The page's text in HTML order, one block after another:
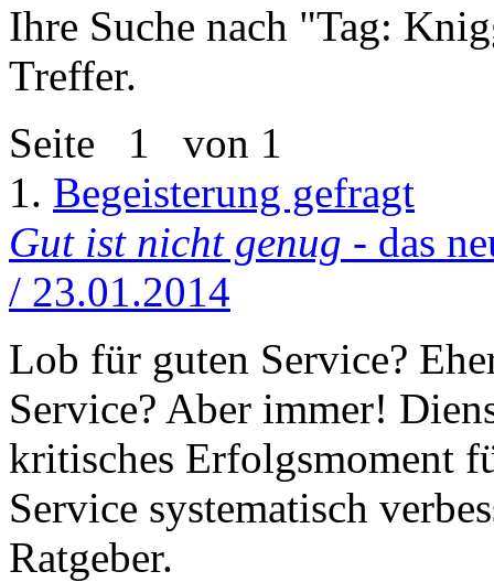
Ihre Suche nach "Tag:
Treffer.
Seite 1 von 1
1. Begeisterung gefragt
Gut ist nicht genug - das
/ 23.01.2014
Lob für guten Service?
Service? Aber immer!
kritisches Erfolgsmoment
Service systematisch
Ratgeber.